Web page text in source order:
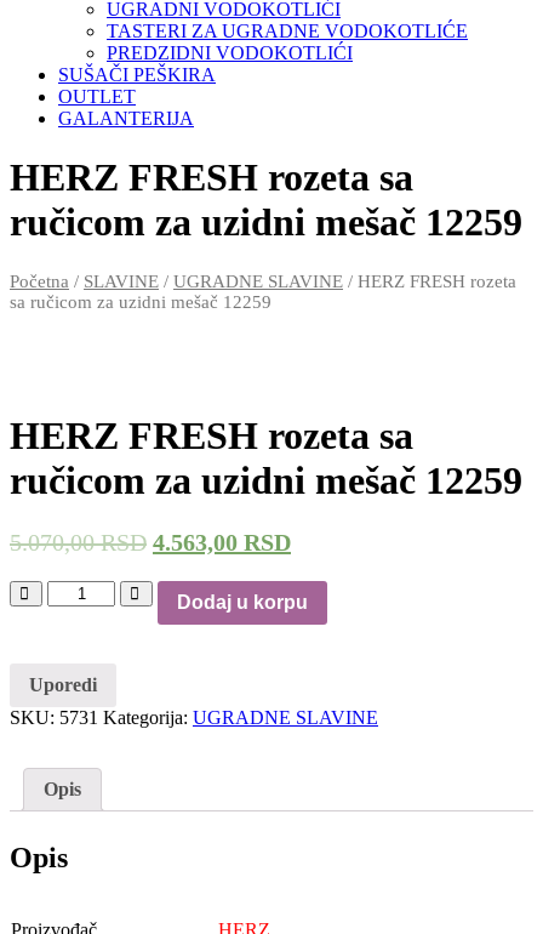
UGRADNI VODOKOTLIĆI
TASTERI ZA UGRADNE VODOKOTLIĆE
PREDZIDNI VODOKOTLIĆI
SUŠAČI PEŠKIRA
OUTLET
GALANTERIJA
HERZ FRESH rozeta sa
ručicom za uzidni mešač 12259
Početna / SLAVINE / UGRADNE SLAVINE / HERZ FRESH rozeta
sa ručicom za uzidni mešač 12259
HERZ FRESH rozeta sa
ručicom za uzidni mešač 12259
5.070,00RSD 4.563,00 RSD
Dodaj u korpu
Uporedi
SKU: 5731 Kategorija: UGRADNE SLAVINE
Opis
Opis